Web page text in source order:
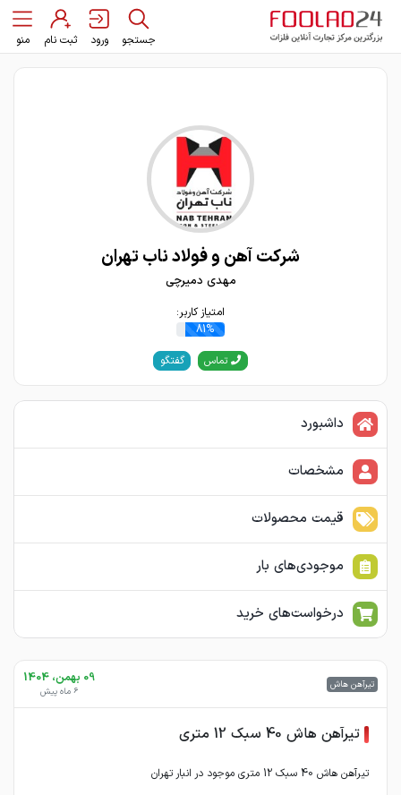
جستجو ورود ثبت نام منو
شرکت آهن و فولاد ناب تهران
مهدی دمیرچی
امتیاز کاربر:
81%
تماس گفتگو
داشبورد
مشخصات
قیمت محصولات
موجودی‌های بار
درخواست‌های خرید
تیرآهن هاش 09 بهمن، 1404
6 ماه پیش
تیرآهن هاش 40 سبک 12 متری
تیرآهن هاش 40 سبک 12 متری موجود در انبار تهران